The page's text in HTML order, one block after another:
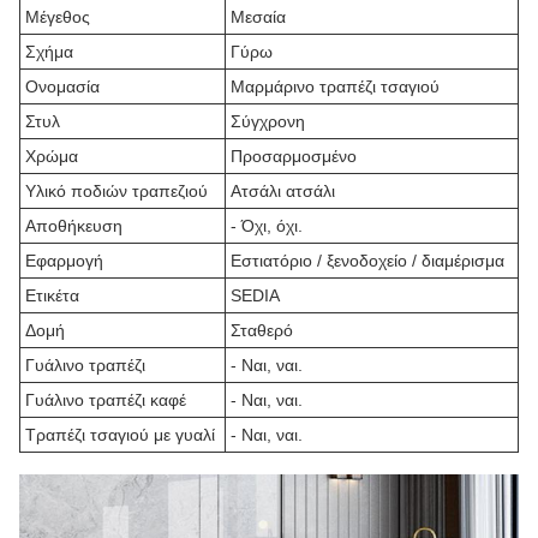
Μέγεθος
Μεσαία
Σχήμα
Γύρω
Ονομασία
Μαρμάρινο τραπέζι τσαγιού
Στυλ
Σύγχρονη
Χρώμα
Προσαρμοσμένο
Υλικό ποδιών τραπεζιού
Ατσάλι ατσάλι
Αποθήκευση
- Όχι, όχι.
Εφαρμογή
Εστιατόριο / ξενοδοχείο / διαμέρισμα
Ετικέτα
SEDIA
Δομή
Σταθερό
Γυάλινο τραπέζι
- Ναι, ναι.
Γυάλινο τραπέζι καφέ
- Ναι, ναι.
Τραπέζι τσαγιού με γυαλί
- Ναι, ναι.